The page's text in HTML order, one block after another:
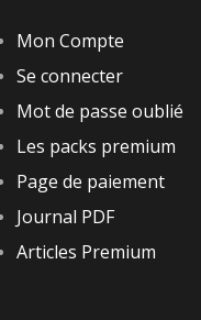
Mon Compte
Se connecter
Mot de passe oublié
Les packs premium
Page de paiement
Journal PDF
Articles Premium